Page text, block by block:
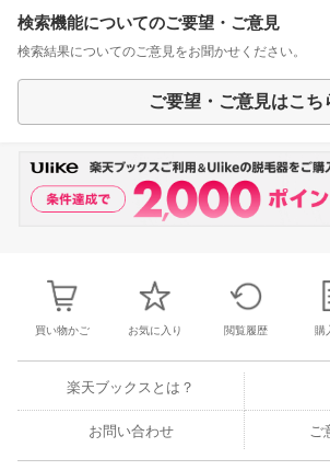
検索機能についてのご要望・ご意見
検索結果についてのご意見をお聞かせください。
ご要望・ご意見はこち
買い物かご お気に入り 閲覧履歴 購
楽天ブックスとは？
お問い合わせ ご